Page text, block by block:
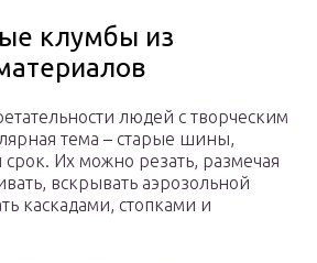
клумбы из
людей с творческим
тема – старые шины,
Их можно резать, размечая
вскрывать аэрозольной
каскадами, стопками и